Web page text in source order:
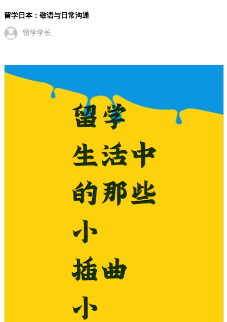
留学生活中的那些小插曲
小蔚学姐